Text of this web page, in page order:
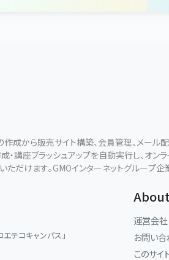
成から販売サイト構築、会員管理、メー
・講座ブラッシュアップを自動実行し、オ
ただけます。GMOインターネットグループ
テコキャンパス」
運営会社
お問い
このサイ